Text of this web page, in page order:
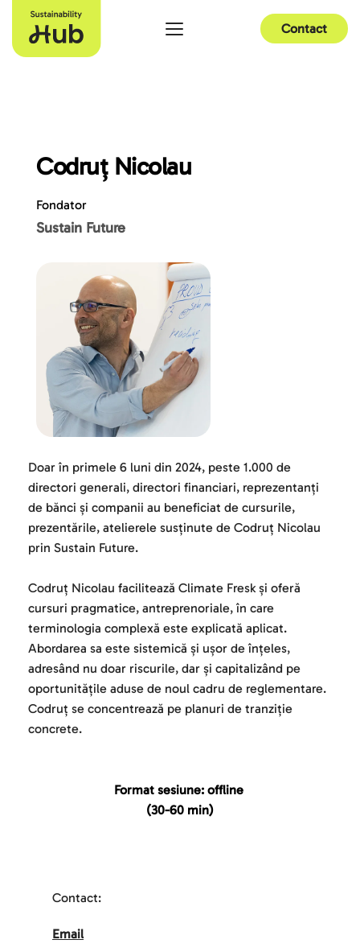
Contact
Codruț Nicolau
Fondator
Sustain Future
Doar în primele 6 luni din 2024, peste 1.000 de
directori generali, directori financiari, reprezentanți
de bănci și companii au beneficiat de cursurile,
prezentările, atelierele susținute de Codruț Nicolau
prin Sustain Future.
Codruț Nicolau facilitează Climate Fresk și oferă
cursuri pragmatice, antreprenoriale, în care
terminologia complexă este explicată aplicat.
Abordarea sa este sistemică și ușor de înțeles,
adresând nu doar riscurile, dar și capitalizând pe
oportunitățile aduse de noul cadru de reglementare.
Codruț se concentrează pe planuri de tranziție
concrete.
Format sesiune: offline
(30-60 min)
Contact:
Email